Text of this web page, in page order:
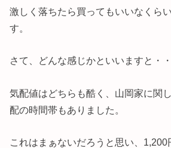
激しく落ちたら買ってもいいなくら
す。
さて、どんな感じかといいますと・・
気配値はどちらも酷く、山岡家に関
配の時間帯もありました。
これはまぁないだろうと思い、1,200